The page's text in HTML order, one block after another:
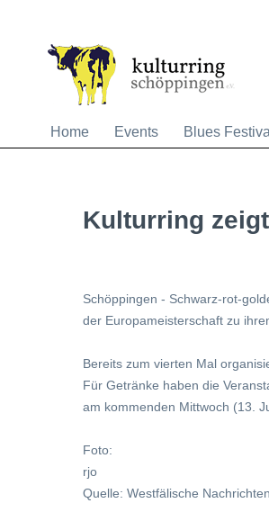
Home Events Blues Festival
Kulturring
Schöppingen - Schwarz-rot-
der Europameisterschaft zu
Bereits zum vierten Mal
Für Getränke haben die
am kommenden Mittwoch (13.
Foto:
rjo
Quelle: Westfälische Nachrichten